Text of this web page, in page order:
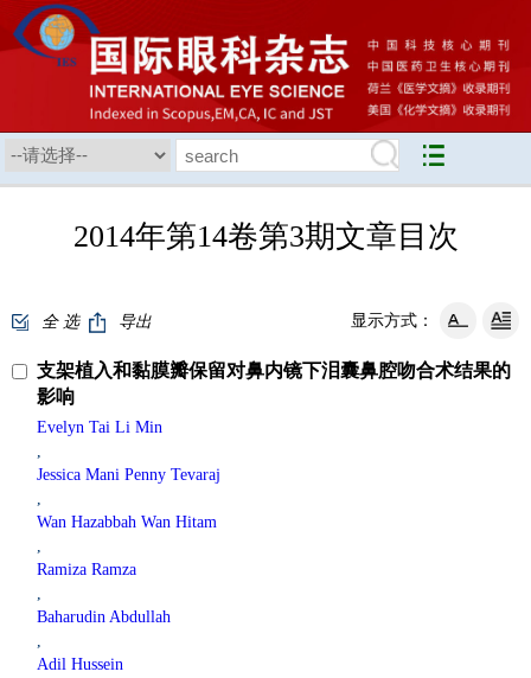
2014年第14卷第3期文章目次
全 选 导出 显示方式：
支架植入和黏膜瓣保留对鼻内镜下泪囊鼻腔吻合术结果的
影响
Evelyn Tai Li Min
,
Jessica Mani Penny Tevaraj
,
Wan Hazabbah Wan Hitam
,
Ramiza Ramza
,
Baharudin Abdullah
,
Adil Hussein